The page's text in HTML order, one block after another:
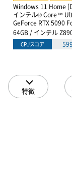
Windows 11 Home
インテル® Core™
GeForce RTX 5090
64GB / インテル
CPUスコア
特徴